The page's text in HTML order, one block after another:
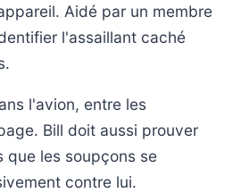
Aidé par un membre
l'assaillant caché
l'avion, entre les
Bill doit aussi prouver
que les soupçons se
contre lui.